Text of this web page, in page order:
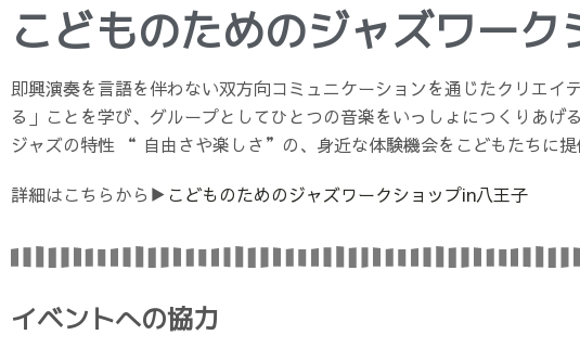
こどものためのジャズワー
即興演奏を言語を伴わない双方向コミュニケーションを通じたクリエ
る」ことを学び、グループとしてひとつの音楽をいっしょにつくりあ
ジャズの特性 “ 自由さや楽しさ”の、身近な体験機会をこどもたちに提
詳細はこちらから▶︎こどものためのジャズワークショップin八王子
イベントへの協力